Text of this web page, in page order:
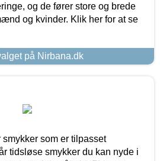
og de fører store og brede
og kvinder. Klik her for at se
på Nirbana.dk
som er tilpasset
tidsløse smykker du kan nyde i